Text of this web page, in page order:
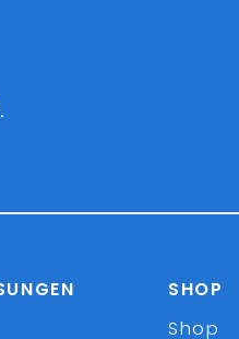
SHOP
Shop